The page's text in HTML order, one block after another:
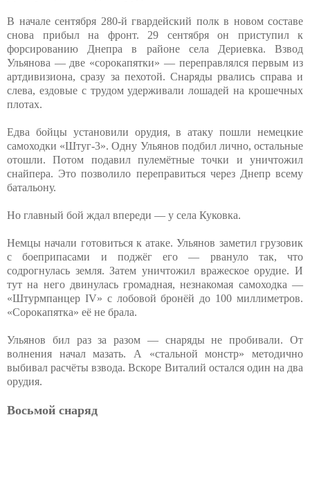
В начале сентября 280-й гвардейский полк в новом составе
снова прибыл на фронт. 29 сентября он приступил к
форсированию Днепра в районе села Дериевка. Взвод
Ульянова — две «сорокапятки» — переправлялся первым из
артдивизиона, сразу за пехотой. Снаряды рвались справа и
слева, ездовые с трудом удерживали лошадей на крошечных
плотах.
Едва бойцы установили орудия, в атаку пошли немецкие
самоходки «Штуг-3». Одну Ульянов подбил лично, остальные
отошли. Потом подавил пулемётные точки и уничтожил
снайпера. Это позволило переправиться через Днепр всему
батальону.
Но главный бой ждал впереди — у села Куковка.
Немцы начали готовиться к атаке. Ульянов заметил грузовик
с боеприпасами и поджёг его — рвануло так, что
содрогнулась земля. Затем уничтожил вражеское орудие. И
тут на него двинулась громадная, незнакомая самоходка —
«Штурмпанцер IV» с лобовой бронёй до 100 миллиметров.
«Сорокапятка» её не брала.
Ульянов бил раз за разом — снаряды не пробивали. От
волнения начал мазать. А «стальной монстр» методично
выбивал расчёты взвода. Вскоре Виталий остался один на два
орудия.
Восьмой снаряд